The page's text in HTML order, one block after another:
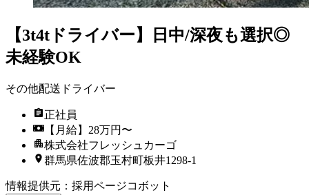
【3t4tドライバー】日中/深夜も選択◎
未経験OK
その他配送ドライバー
正社員
【月給】28万円〜
株式会社フレッシュカーゴ
群馬県佐波郡玉村町板井1298-1
情報提供元 ： 採用ページコボット